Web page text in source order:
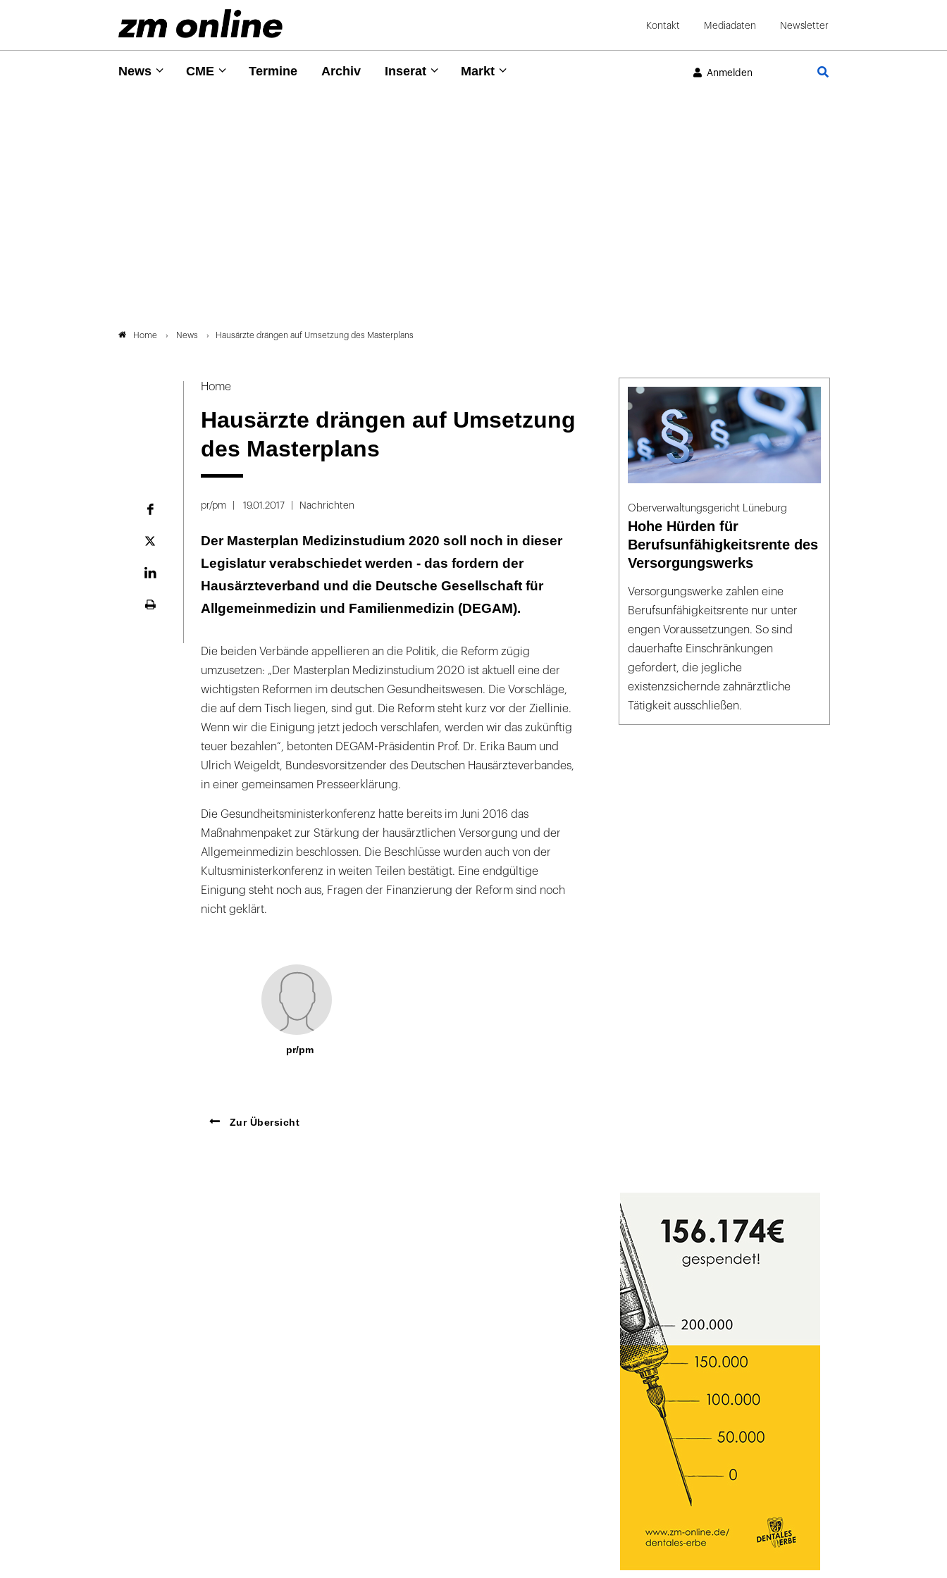
Kontakt Mediadaten Newsletter
News CME Termine Archiv Inserat Markt Anmelden
Home News Hausärzte drängen auf Umsetzung des Masterplans
Home
Hausärzte drängen auf Umsetzung
des Masterplans
Plattform
pr/pm 19.01.2017 Nachrichten
Der Masterplan Medizinstudium 2020 soll noch in dieser
Legislatur verabschiedet werden - das fordern der
Hausärzteverband und die Deutsche Gesellschaft für
Allgemeinmedizin und Familienmedizin (DEGAM).
Die beiden Verbände appellieren an die Politik, die Reform zügig
umzusetzen: „Der Masterplan Medizinstudium 2020 ist aktuell eine der
wichtigsten Reformen im deutschen Gesundheitswesen. Die Vorschläge,
die auf dem Tisch liegen, sind gut. Die Reform steht kurz vor der Ziellinie.
Wenn wir die Einigung jetzt jedoch verschlafen, werden wir das zukünftig
teuer bezahlen“, betonten DEGAM-Präsidentin Prof. Dr. Erika Baum und
Ulrich Weigeldt, Bundesvorsitzender des Deutschen Hausärzteverbandes,
in einer gemeinsamen Presseerklärung.
Die Gesundheitsministerkonferenz hatte bereits im Juni 2016 das
Maßnahmenpaket zur Stärkung der hausärztlichen Versorgung und der
Allgemeinmedizin beschlossen. Die Beschlüsse wurden auch von der
Kultusministerkonferenz in weiten Teilen bestätigt. Eine endgültige
Einigung steht noch aus, Fragen der Finanzierung der Reform sind noch
nicht geklärt.
pr/pm
Zur Übersicht
Oberverwaltungsgericht Lüneburg
Hohe Hürden für
Berufsunfähigkeitsrente des
Versorgungswerks
Versorgungswerke zahlen eine
Berufsunfähigkeitsrente nur unter
engen Voraussetzungen. So sind
dauerhafte Einschränkungen
gefordert, die jegliche
existenzsichernde zahnärztliche
Tätigkeit ausschließen.